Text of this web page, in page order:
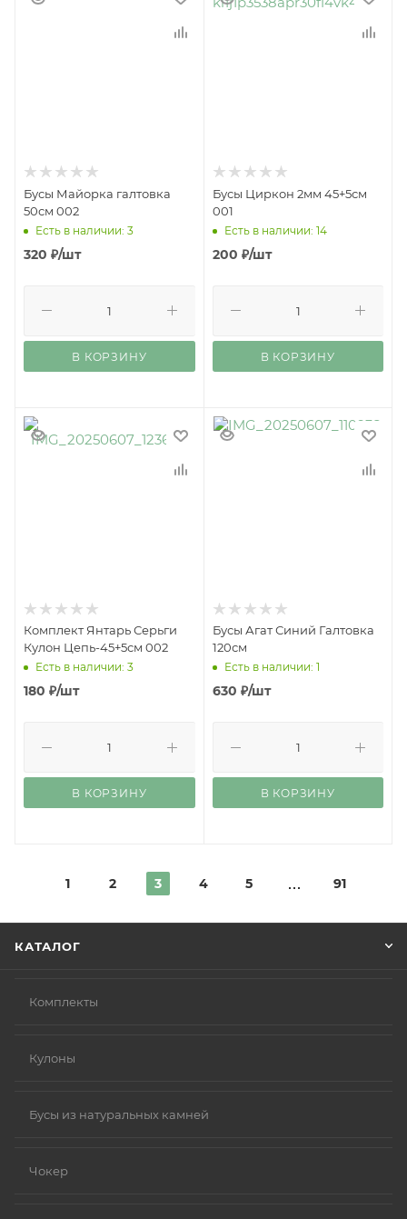
Бусы Майорка галтовка
50см 002
Есть в наличии: 3
320 ₽/шт
В КОРЗИНУ
Бусы Циркон 2мм 45+5см
001
Есть в наличии: 14
200 ₽/шт
В КОРЗИНУ
Комплект Янтарь Серьги
Кулон Цепь-45+5см 002
Есть в наличии: 3
180 ₽/шт
В КОРЗИНУ
Бусы Агат Синий Галтовка
120см
Есть в наличии: 1
630 ₽/шт
В КОРЗИНУ
1 2 3 4 5 91
КАТАЛОГ
Комплекты
Кулоны
Бусы из натуральных камней
Чокер